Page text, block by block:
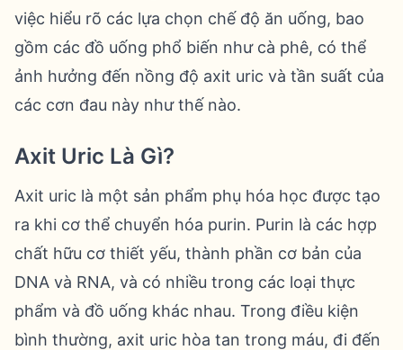
việc hiểu rõ các lựa chọn chế độ ăn uống, bao
gồm các đồ uống phổ biến như cà phê, có thể
ảnh hưởng đến nồng độ axit uric và tần suất của
các cơn đau này như thế nào.
Axit Uric Là Gì?
Axit uric là một sản phẩm phụ hóa học được tạo
ra khi cơ thể chuyển hóa purin. Purin là các hợp
chất hữu cơ thiết yếu, thành phần cơ bản của
DNA và RNA, và có nhiều trong các loại thực
phẩm và đồ uống khác nhau. Trong điều kiện
bình thường, axit uric hòa tan trong máu, đi đến